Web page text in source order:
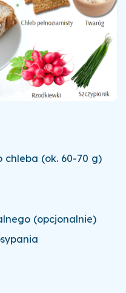
chleba (ok. 60-70 g)
(opcjonalnie)